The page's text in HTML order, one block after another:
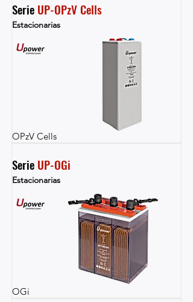
Serie UP-OPzV Cells
Estacionarias
OPzV Cells
Serie UP-OGi
Estacionarias
OGi